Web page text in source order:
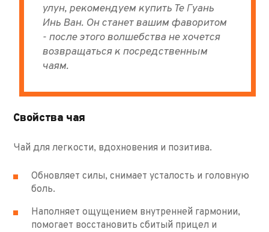
улун, рекомендуем купить Те Гуань
Инь Ван. Он станет вашим фаворитом
- после этого волшебства не хочется
возвращаться к посредственным
чаям.
Свойства чая
Чай для легкости, вдохновения и позитива.
Обновляет силы, снимает усталость и головную
боль.
Наполняет ощущением внутренней гармонии,
помогает восстановить сбитый прицел и